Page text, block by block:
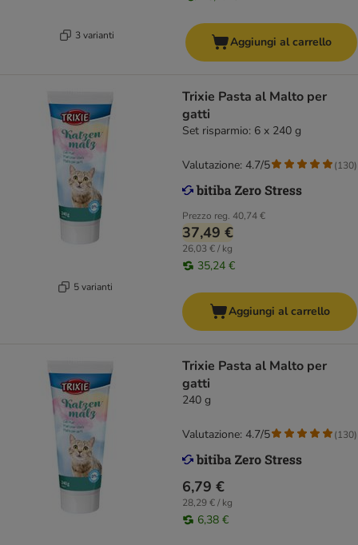
3 varianti Aggiungi al carrello
5 varianti
Trixie Pasta al Malto per
gatti
Set risparmio: 6 x 240 g
Prezzo reg. 40,74 €
37,49 €
26,03 € / kg
35,24 €
Valutazione: 4.7/5 (130)
Aggiungi al carrello
Trixie Pasta al Malto per
gatti
240 g
6,79 €
28,29 € / kg
6,38 €
Valutazione: 4.7/5 (130)